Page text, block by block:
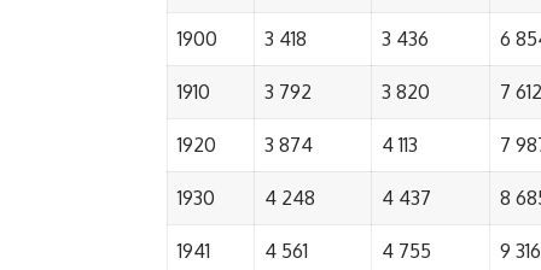
1900 3 418 3 436 6
1910 3 792 3 820 7 612
1920 3 874 4 113 7
1930 4 248 4 437 8
1941 4 561 4 755 9 316